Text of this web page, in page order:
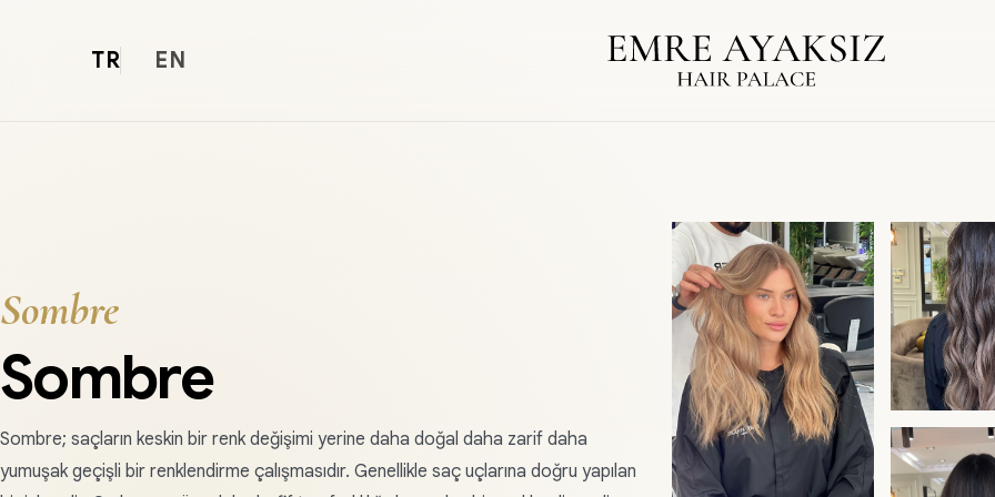
TR EN
Sombre
Sombre
Sombre; saçların keskin bir renk değişimi yerine daha doğal daha zarif daha
yumuşak geçişli bir renklendirme çalışmasıdır. Genellikle saç uçlarına doğru yapılan